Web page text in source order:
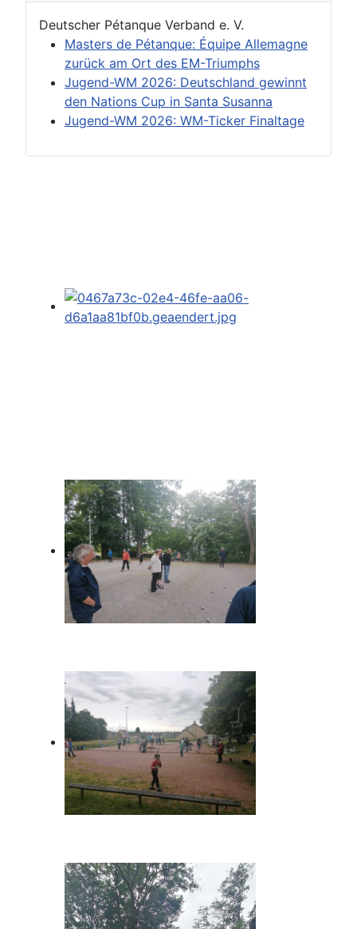
Deutscher Pétanque Verband e. V.
Masters de Pétanque: Équipe Allemagne
zurück am Ort des EM-Triumphs
Jugend-WM 2026: Deutschland gewinnt
den Nations Cup in Santa Susanna
Jugend-WM 2026: WM-Ticker Finaltage